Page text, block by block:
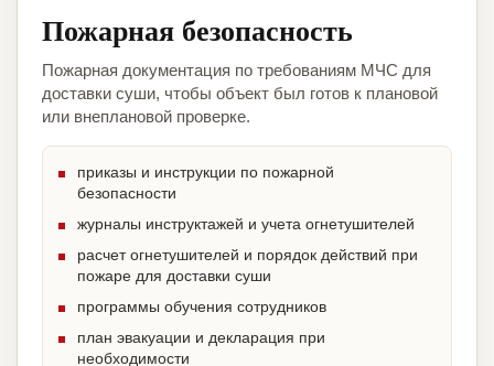
Пожарная безопасность
Пожарная документация по требованиям МЧС для
доставки суши, чтобы объект был готов к плановой
или внеплановой проверке.
приказы и инструкции по пожарной
безопасности
журналы инструктажей и учета огнетушителей
расчет огнетушителей и порядок действий при
пожаре для доставки суши
программы обучения сотрудников
план эвакуации и декларация при
необходимости